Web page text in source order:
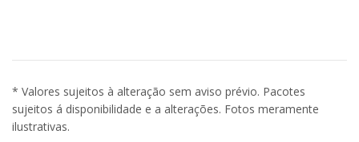
* Valores sujeitos à alteração sem aviso prévio. Pacotes
sujeitos á disponibilidade e a alterações. Fotos meramente
ilustrativas.